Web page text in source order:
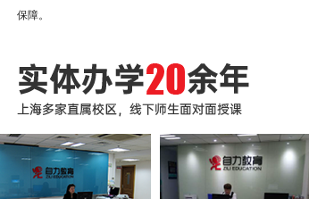
保障。